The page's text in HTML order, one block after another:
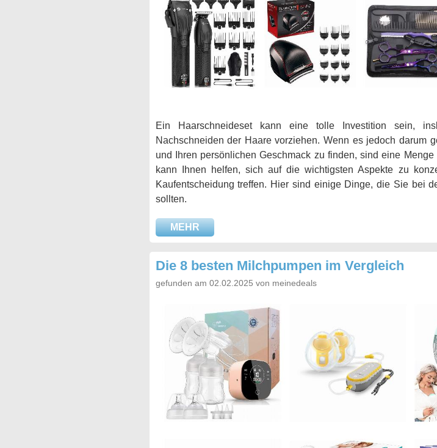
Ein Haarschneideset kann eine tolle Investition sein,
Nachschneiden der Haare vorziehen. Wenn es jedoch darum
und Ihren persönlichen Geschmack zu finden, sind eine
kann Ihnen helfen, sich auf die wichtigsten Aspekte zu
Kaufentscheidung treffen. Hier sind einige Dinge, die Sie bei
sollten.
MEHR
Die 8 besten Milchpumpen im Vergleich
gefunden am 02.02.2025 von meinedeals